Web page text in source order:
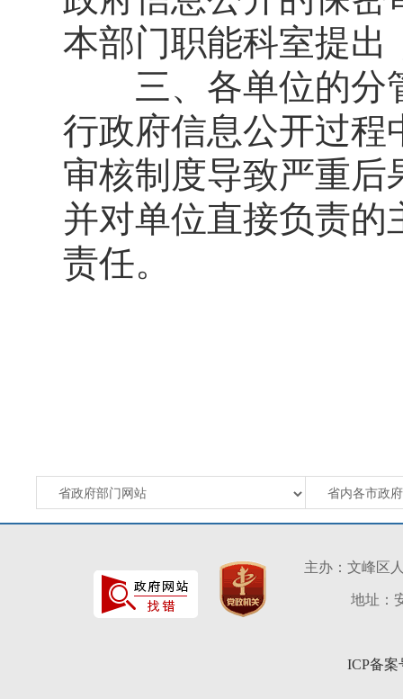
本部门职能科室提出
三、各单位的分管
行政府信息公开过程
审核制度导致严重后
并对单位直接负责
责任。
主办：文峰区
地址：
ICP备案